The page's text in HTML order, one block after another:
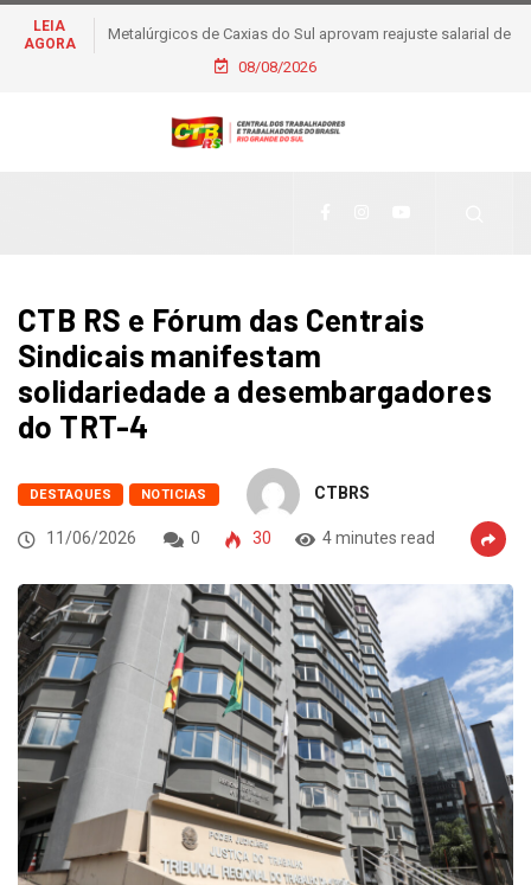
LEIA
AGORA
Metalúrgicos de Caxias do Sul aprovam reajuste salarial de
6% e piso de R$ 2,5 mil
08/08/2026
CTB RS e Fórum das Centrais
Sindicais manifestam
solidariedade a desembargadores
do TRT-4
DESTAQUES NOTICIAS CTBRS
11/06/2026 0 30 4 minutes read